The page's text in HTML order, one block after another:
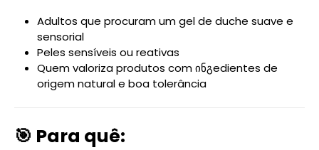
Adultos que procuram um gel de duche suave e
sensorial
Peles sensíveis ou reativas
Quem valoriza produtos com ინგedientes de
origem natural e boa tolerância
🎯 Para quê: